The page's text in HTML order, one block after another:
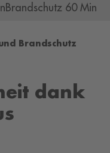
Brandschutz 60 Min
Brandschutz
dank